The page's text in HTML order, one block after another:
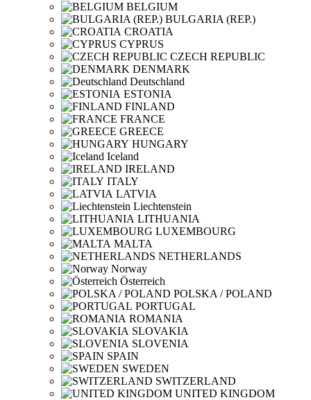
BELGIUM
BULGARIA (REP.)
CROATIA
CYPRUS
CZECH REPUBLIC
DENMARK
Deutschland
ESTONIA
FINLAND
FRANCE
GREECE
HUNGARY
Iceland
IRELAND
ITALY
LATVIA
Liechtenstein
LITHUANIA
LUXEMBOURG
MALTA
NETHERLANDS
Norway
Österreich
POLSKA / POLAND
PORTUGAL
ROMANIA
SLOVAKIA
SLOVENIA
SPAIN
SWEDEN
SWITZERLAND
UNITED KINGDOM